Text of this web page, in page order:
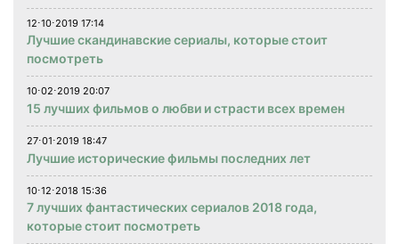
12⋅10⋅2019 17:14
Лучшие скандинавские сериалы, которые стоит
посмотреть
10⋅02⋅2019 20:07
15 лучших фильмов о любви и страсти всех времен
27⋅01⋅2019 18:47
Лучшие исторические фильмы последних лет
10⋅12⋅2018 15:36
7 лучших фантастических сериалов 2018 года,
которые стоит посмотреть